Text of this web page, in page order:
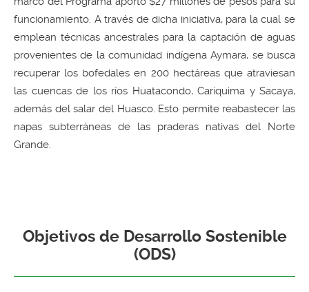
funcionamiento. A través de dicha iniciativa, para la cual se
emplean técnicas ancestrales para la captación de aguas
provenientes de la comunidad indígena Aymara, se busca
recuperar los bofedales en 200 hectáreas que atraviesan
las cuencas de los ríos Huatacondo, Cariquima y Sacaya,
además del salar del Huasco. Esto permite reabastecer las
napas subterráneas de las praderas nativas del Norte
Grande.
Objetivos de Desarrollo Sostenible
(ODS)